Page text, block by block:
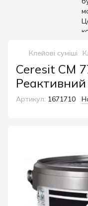
Клейові суміші
Ceresit CM
Артикул: 1671710